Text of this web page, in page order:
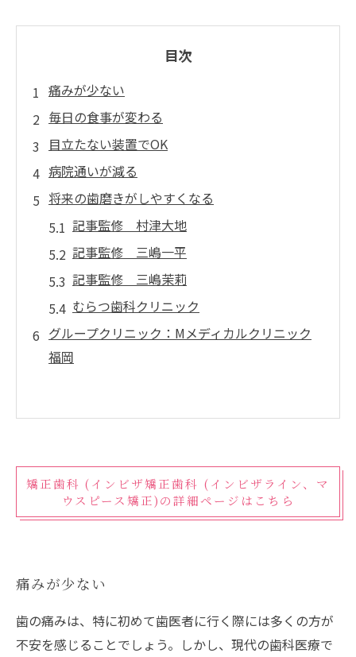
目次
痛みが少ない
毎日の食事が変わる
目立たない装置でOK
病院通いが減る
将来の歯磨きがしやすくなる
記事監修 村津大地
記事監修 三嶋一平
記事監修 三嶋茉莉
むらつ歯科クリニック
グループクリニック：Mメディカルクリニック
福岡
矯正歯科 (インビザ矯正歯科 (インビザライン、マ
ウスピース矯正)の詳細ページはこちら
痛みが少ない
歯の痛みは、特に初めて歯医者に行く際には多くの方が
不安を感じることでしょう。しかし、現代の歯科医療で